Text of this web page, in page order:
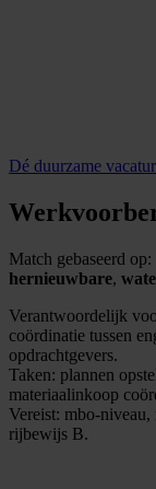
Dé duurzame
Match gebaseerd op:
hernieuwbare,
Verantwoordelijk
coördinatie tussen
opdrachtgevers.
Taken: plannen
materiaalinkoop
Vereist: mbo-
rijbewijs B.